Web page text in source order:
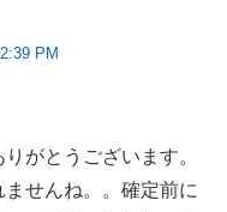
PM
がとうございます。
せんね。。確定前に